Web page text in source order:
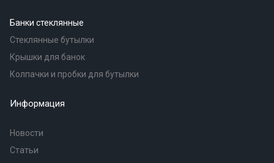
Банки стеклянные
Стеклянные бутылки
Крышки для банок
Колпачки и пробки для бутылки
Информация
Новости
Статьи